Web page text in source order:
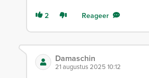
2 Reageer
Damaschin
21 augustus 2025 10:12